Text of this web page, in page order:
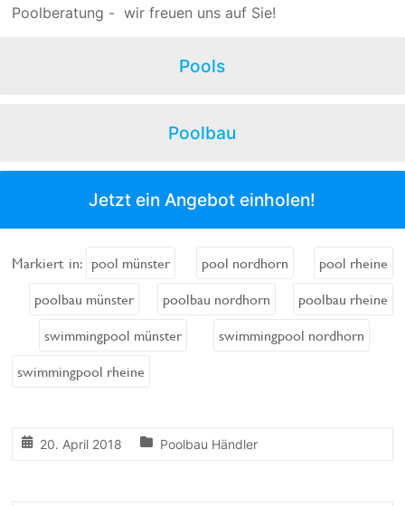
Poolberatung - wir freuen uns auf Sie!
Pools
Poolbau
Jetzt ein Angebot einholen!
Markiert in: pool münster pool nordhorn
pool rheine
poolbau münster
poolbau nordhorn
poolbau rheine
swimmingpool münster
swimmingpool nordhorn
swimmingpool rheine
20. April 2018 Poolbau Händler